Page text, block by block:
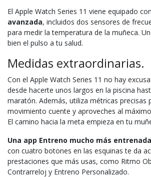
El Apple Watch Series 11 viene equipado
avanzada, incluidos dos sensores de
para medir la temperatura de la muñeca.
bien el pulso a tu salud.
Medidas extraordinarias.
Con el Apple Watch Series 11 no hay
desde hacerte unos largos en la piscina
maratón. Además, utiliza métricas precisas
movimiento cuente y aproveches al
El camino hacia la meta empieza en tu
Una app Entreno mucho más entrenada
con cuatro botones en las esquinas te da
prestaciones que más usas, como Ritmo
Contrarreloj y Entreno Personalizado.